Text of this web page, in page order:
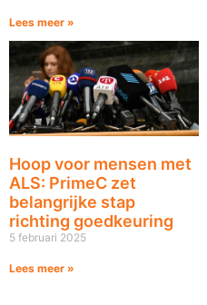
Lees meer »
Hoop voor mensen met
ALS: PrimeC zet
belangrijke stap
richting goedkeuring
5 februari 2025
Lees meer »